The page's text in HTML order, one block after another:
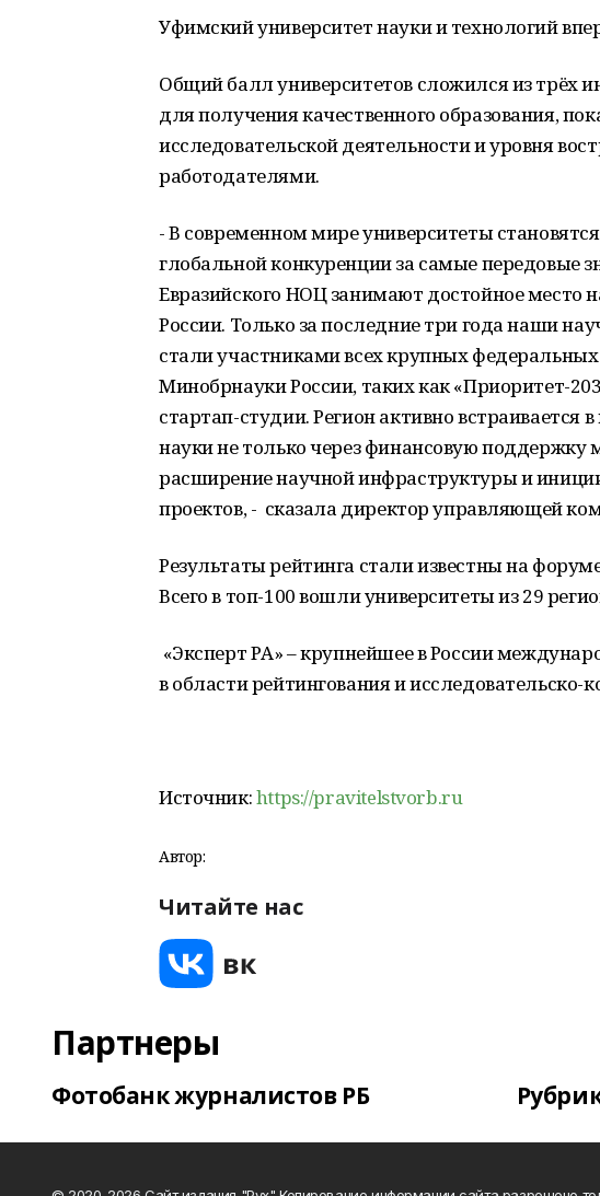
Уфимский университет науки и технологий
Общий балл университетов сложился из трёх
для получения качественного образования,
исследовательской деятельности и уровня
работодателями.
- В современном мире университеты
глобальной конкуренции за самые передовые
Евразийского НОЦ занимают достойное место
России. Только за последние три года наши
стали участниками всех крупных
Минобрнауки России, таких как «Приоритет-
стартап-студии. Регион активно встраивается
науки не только через финансовую поддержку
расширение научной инфраструктуры и
проектов, - сказала директор управляющей
Результаты рейтинга стали известны на
Всего в топ-100 вошли университеты из 29
«Эксперт РА» – крупнейшее в России
в области рейтингования и
Источник:https://pravitelstvorb.ru
Автор:
Читайте нас
Партнеры
Фотобанк журналистов РБ